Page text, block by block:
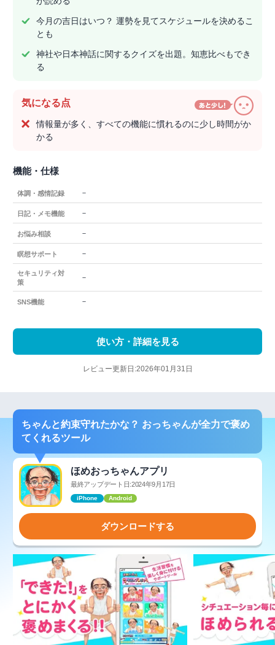
今月の吉日はいつ？ 運勢を見てスケジュールを決めるこ
とも
神社や日本神話に関するクイズを出題。知恵比べもでき
る
気になる点
情報量が多く、すべての機能に慣れるのに少し時間がか
かる
機能・仕様
体調・感情記録 －
日記・メモ機能 －
お悩み相談 －
瞑想サポート －
セキュリティ対
策
－
SNS機能 －
使い方・詳細を見る
レビュー更新日:2026年01月31日
ちゃんと約束守れたかな？ おっちゃんが全力で褒め
てくれるツール
ほめおっちゃんアプリ
最終アップデート日:2024年9月17日
iPhone Android
ダウンロードする